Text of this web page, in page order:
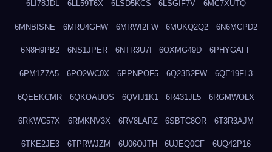
6LI78JDL 6LL59T6X 6LSD5KCS 6LSGIF7V 6MC7XUTQ
6MNBISNE 6MRU4GHW 6MRWI2FW 6MUKQ2Q2 6N6MCPD2
6N8H9PB2 6NS1JPER 6NTR3U7I 6OXMG49D 6PHYGAFF
6PM1Z7A5 6PO2WC0X 6PPNPOF5 6Q23B2FW 6QE19FL3
6QEEKCMR 6QKOAUOS 6QVIJ1K1 6R431JL5 6RGMWOLX
6RKWC57X 6RMKNV3X 6RV8LARZ 6SBTC8OR 6T3R3AJM
6TKE2JE3 6TPRWJZM 6U06OJTH 6UJEQ0CF 6UQ42P16